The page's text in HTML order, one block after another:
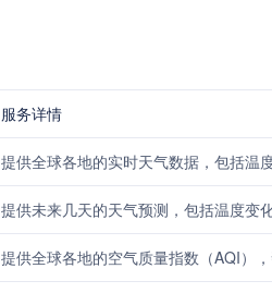
服务详情
提供全球各地的实时天气数据，包括温
提供未来几天的天气预测，包括温度变
提供全球各地的空气质量指数（AQI）